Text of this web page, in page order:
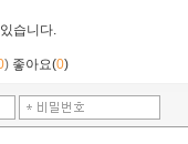
습니다.
) 좋아요(0)